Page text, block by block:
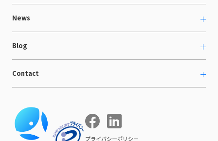
Shopee支援
LaunchCart
海外向けホームページ制作
COMPE NAVI
お役立ち資料
セミナー情報
News
プレスリリース
イベント
ニュース
Blog
ECブログ
開発ブログ
イベントレポート
Contact
プライバシーポリシー